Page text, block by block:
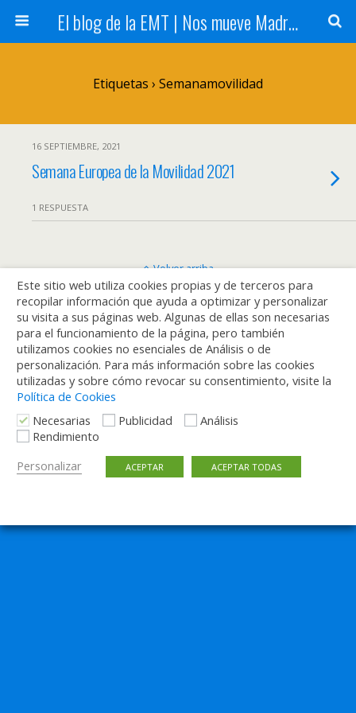
El blog de la EMT | Nos mueve Madrid
Etiquetas › Semanamovilidad
16 SEPTIEMBRE, 2021
Semana Europea de la Movilidad 2021
1 RESPUESTA
Volver arriba
Móvil Escritorio
Este sitio web utiliza cookies propias y de terceros para
recopilar información que ayuda a optimizar y personalizar
su visita a sus páginas web. Algunas de ellas son necesarias
para el funcionamiento de la página, pero también
utilizamos cookies no esenciales de Análisis o de
personalización. Para más información sobre las cookies
utilizadas y sobre cómo revocar su consentimiento, visite la
Política de Cookies
Necesarias
Publicidad
Análisis
Rendimiento
Personalizar
ACEPTAR ACEPTAR TODAS